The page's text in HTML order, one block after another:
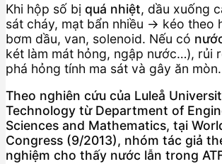
Khi hộp số bị quá nhiệt, dầu xuống
sát cháy, mạt bẩn nhiều → kéo theo
bơm dầu, van, solenoid. Nếu có
két làm mát hỏng, ngập nước…), rủi
phá hỏng tính ma sát và gây ăn mòn.
Theo nghiên cứu của Luleå
Technology từ Department of
Sciences and Mathematics, tại
Congress (9/2013), nhóm tác giả
nghiệm cho thấy nước lẫn trong